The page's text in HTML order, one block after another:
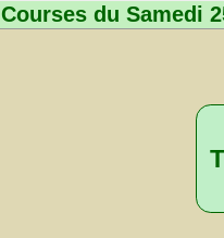
Courses du Samedi